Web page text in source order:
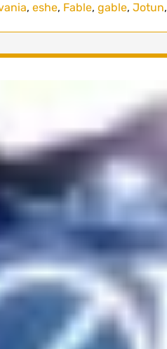
, eshe, Fable, gable, Jotun,